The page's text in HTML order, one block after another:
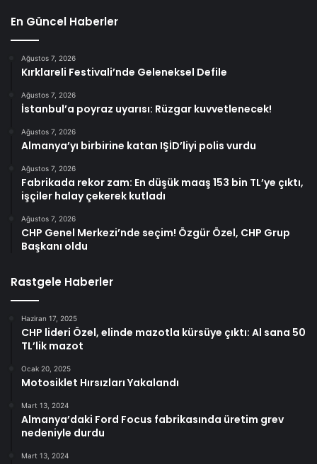
En Güncel Haberler
Ağustos 7, 2026
Kırklareli Festivali’nde Geleneksel Defile
Ağustos 7, 2026
İstanbul’a poyraz uyarısı: Rüzgar kuvvetlenecek!
Ağustos 7, 2026
Almanya’yı birbirine katan IŞİD’liyi polis vurdu
Ağustos 7, 2026
Fabrikada rekor zam: En düşük maaş 153 bin TL’ye çıktı,
işçiler halay çekerek kutladı
Ağustos 7, 2026
CHP Genel Merkezi’nde seçim! Özgür Özel, CHP Grup
Başkanı oldu
Rastgele Haberler
Haziran 17, 2025
CHP lideri Özel, elinde mazotla kürsüye çıktı: Al sana 50
TL’lik mazot
Ocak 20, 2025
Motosiklet Hırsızları Yakalandı
Mart 13, 2024
Almanya’daki Ford Focus fabrikasında üretim grev
nedeniyle durdu
Mart 13, 2024